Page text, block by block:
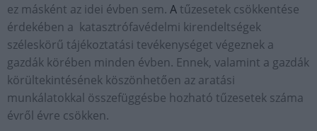
ez másként az idei évben sem. A tűzesetek csökkentése
érdekében a katasztrófavédelmi kirendeltségek
széleskörű tájékoztatási tevékenységet végeznek a
gazdák körében minden évben. Ennek, valamint a gazdák
körültekintésének köszönhetően az aratási
munkálatokkal összefüggésbe hozható tűzesetek száma
évről évre csökken.